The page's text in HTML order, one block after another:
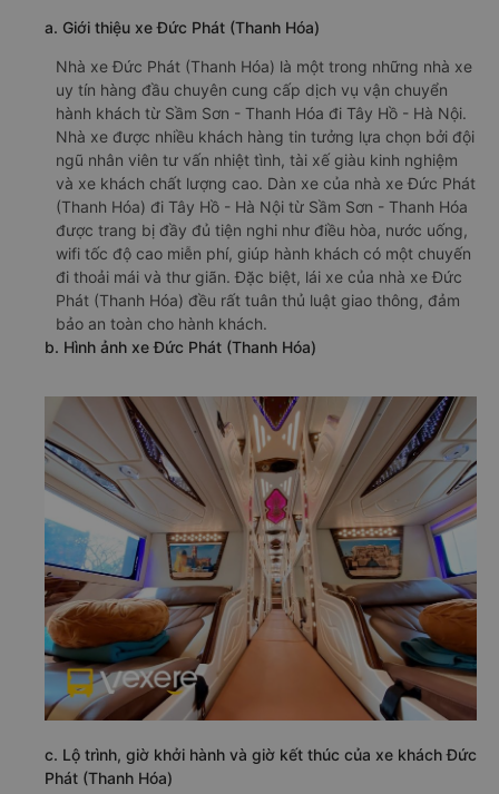
a. Giới thiệu xe Đức Phát (Thanh Hóa)
Nhà xe Đức Phát (Thanh Hóa) là một trong những nhà xe
uy tín hàng đầu chuyên cung cấp dịch vụ vận chuyển
hành khách từ Sầm Sơn - Thanh Hóa đi Tây Hồ - Hà Nội.
Nhà xe được nhiều khách hàng tin tưởng lựa chọn bởi đội
ngũ nhân viên tư vấn nhiệt tình, tài xế giàu kinh nghiệm
và xe khách chất lượng cao. Dàn xe của nhà xe Đức Phát
(Thanh Hóa) đi Tây Hồ - Hà Nội từ Sầm Sơn - Thanh Hóa
được trang bị đầy đủ tiện nghi như điều hòa, nước uống,
wifi tốc độ cao miễn phí, giúp hành khách có một chuyến
đi thoải mái và thư giãn. Đặc biệt, lái xe của nhà xe Đức
Phát (Thanh Hóa) đều rất tuân thủ luật giao thông, đảm
bảo an toàn cho hành khách.
b. Hình ảnh xe Đức Phát (Thanh Hóa)
c. Lộ trình, giờ khởi hành và giờ kết thúc của xe khách Đức
Phát (Thanh Hóa)